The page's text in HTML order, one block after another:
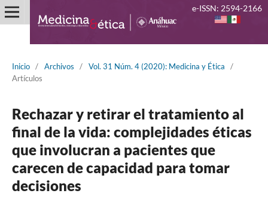
Inicio / Archivos / Vol. 31 Núm. 4 (2020): Medicina y Ética
/
Artículos
Rechazar y retirar el tratamiento al
final de la vida: complejidades éticas
que involucran a pacientes que
carecen de capacidad para tomar
decisiones
e-ISSN: 2594-2166